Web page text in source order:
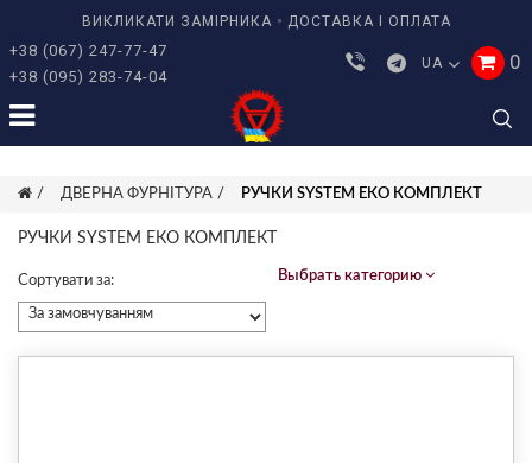
ВИКЛИКАТИ ЗАМІРНИКА ДОСТАВКА І ОПЛАТА
+38 (067) 247-77-47
+38 (095) 283-74-04
UA 0
ДВЕРНА ФУРНІТУРА РУЧКИ SYSTEM ЕКО КОМПЛЕКТ
РУЧКИ SYSTEM ЕКО КОМПЛЕКТ
Сортувати за: Выбрать категорию